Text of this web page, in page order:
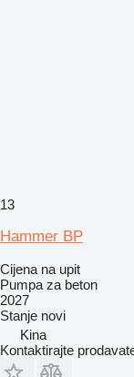
13
Hammer BP
Cijena na upit
Pumpa za beton
2027
Stanje novi
Kina
Kontaktirajte